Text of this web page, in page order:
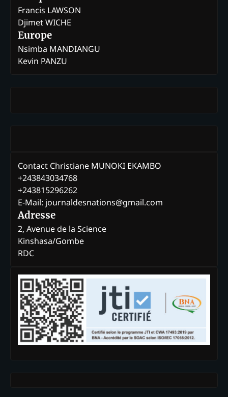
Francis LAWSON
Djimet WICHE
Europe
Nsimba MANDIANGU
Kevin PANZU
Contact Christiane MUNOKI EKAMBO
+243843034768
+243815296262
E-Mail: journaldesnations@gmail.com
Adresse
2, Avenue de la Science
Kinshasa/Gombe
RDC